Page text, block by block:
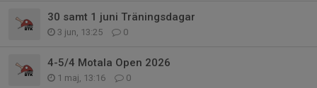
30 samt 1 juni Träningsdagar
3 jun, 13:25 0
4-5/4 Motala Open 2026
1 maj, 13:16 0